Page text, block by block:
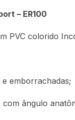
– ER100
PVC colorido
emborrachadas;
ângulo